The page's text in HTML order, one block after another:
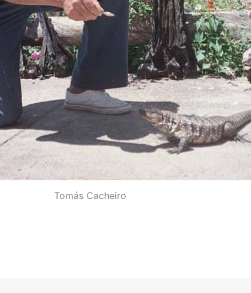
Tomás Cacheiro